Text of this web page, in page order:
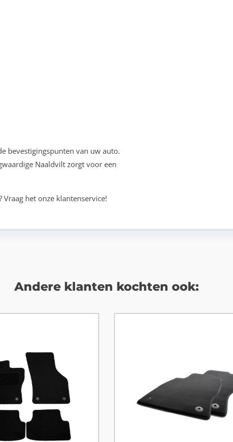
bevestigingspunten van uw auto.
Naaldvilt zorgt voor een
het onze klantenservice!
Andere klanten kochten ook: